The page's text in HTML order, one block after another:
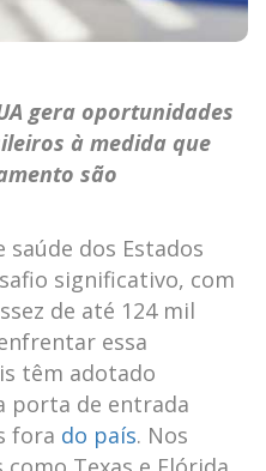
gera oportunidades
à ⁢medida que
são
saúde dos Estados
significativo, ‌com
de até ⁤124 ‍mil
⁤essa
têm​ adotado
porta de​ entrada‍
fora do país. ‍Nos